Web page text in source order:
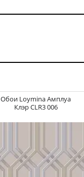
Обои Loymina Амплуа
КлэрCLR3 006